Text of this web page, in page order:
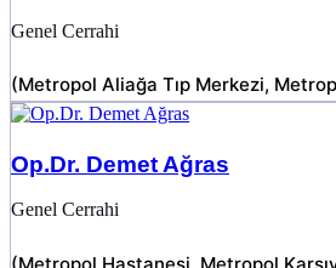
Genel Cerrahi
(Metropol Aliağa Tıp Merkezi,
Op.Dr. Demet Ağras
Genel Cerrahi
(Metropol Hastanesi, Metropol